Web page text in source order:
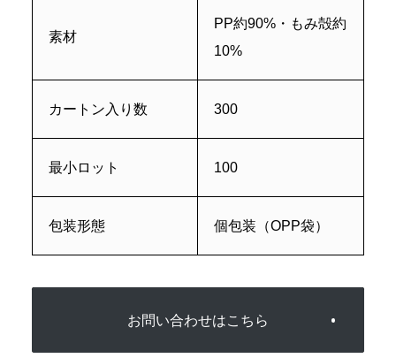
素材
PP約90%・もみ殻約
10%
カートン入り数 300
最小ロット 100
包装形態 個包装（OPP袋）
お問い合わせはこちら